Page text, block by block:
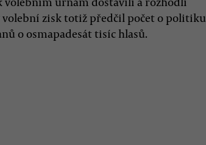
zisk totiž předčil počet o politiku
o osmapadesát tisíc hlasů.